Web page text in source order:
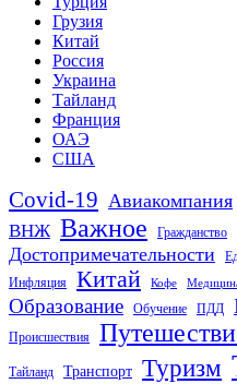
Грузия
Китай
Россия
Украина
Тайланд
Франция
ОАЭ
США
Covid-19 Авиакомпания
ВНЖ Важное Гражданство
Достопримечательности
Инфляция
Китай Кофе
Образование Обучение ПДД
Происшествия
Тайланд Транспорт Туризм